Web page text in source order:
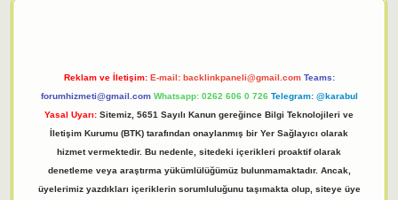
Reklam ve İletişim: E-mail: backlinkpaneli@gmail.com Teams:
forumhizmeti@gmail.com Whatsapp: 0262 606 0 726 Telegram: @karabul
Yasal Uyarı: Sitemiz, 5651 Sayılı Kanun gereğince Bilgi Teknolojileri ve
İletişim Kurumu (BTK) tarafından onaylanmış bir Yer Sağlayıcı olarak
hizmet vermektedir. Bu nedenle, sitedeki içerikleri proaktif olarak
denetleme veya araştırma yükümlülüğümüz bulunmamaktadır. Ancak,
üyelerimiz yazdıkları içeriklerin sorumluluğunu taşımakta olup, siteye üye